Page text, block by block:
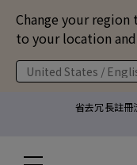
Change your
to your location
United States /
省去冗長註冊